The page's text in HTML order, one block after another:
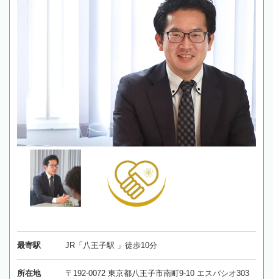
最寄駅 JR「八王子駅 」徒歩10分
所在地 〒192-0072 東京都八王子市南町9-10 エスパシオ303